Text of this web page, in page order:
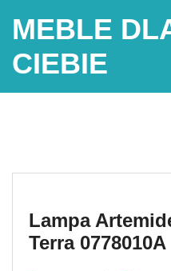
MEBLE
CIEBIE
Lampa
Terra 0778010A